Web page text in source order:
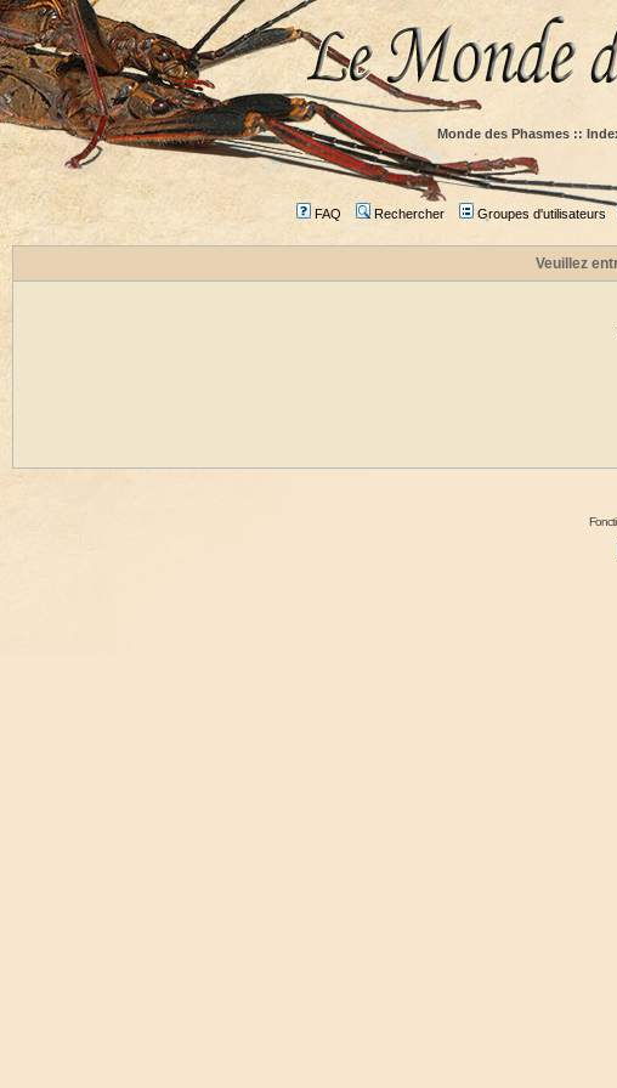
Monde des Phasmes ::
FAQ Rechercher Groupes d'utilisateurs
Veuillez